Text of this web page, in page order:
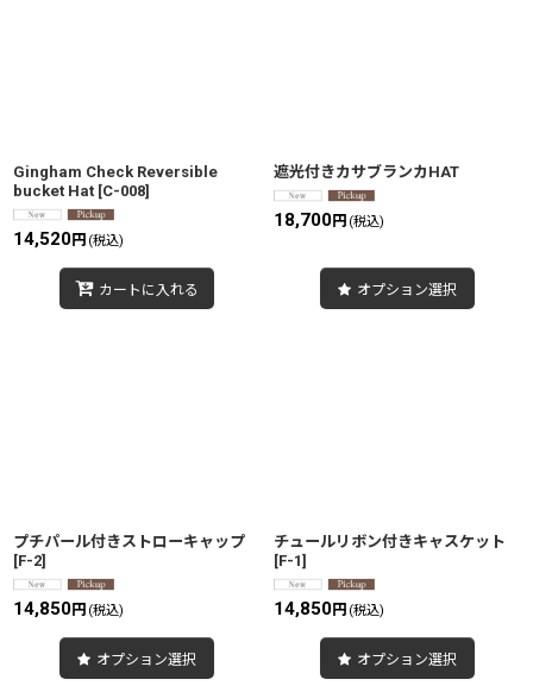
Gingham Check Reversible
bucket Hat [C-008]
14,520円 (税込)
カートに入れる
遮光付きカサブランカHAT
18,700円 (税込)
オプション選択
プチパール付きストローキャップ
[F-2]
14,850円 (税込)
オプション選択
チュールリボン付きキャスケット
[F-1]
14,850円 (税込)
オプション選択